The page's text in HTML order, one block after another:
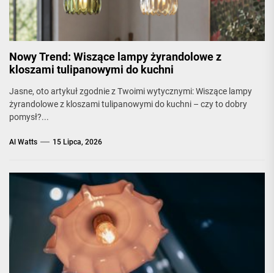
Nowy Trend: Wiszące lampy żyrandolowe z
kloszami tulipanowymi do kuchni
Jasne, oto artykuł zgodnie z Twoimi wytycznymi: Wiszące lampy
żyrandolowe z kloszami tulipanowymi do kuchni – czy to dobry
pomysł?...
Al Watts 15 Lipca, 2026